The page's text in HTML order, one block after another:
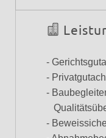
-
-
-
-